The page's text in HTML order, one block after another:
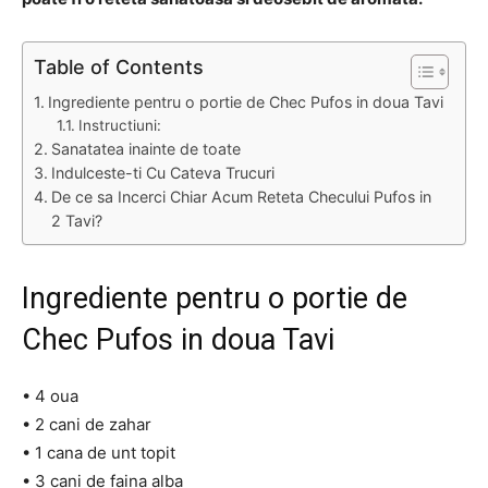
Table of Contents
Ingrediente pentru o portie de Chec Pufos in doua Tavi
Instructiuni:
Sanatatea inainte de toate
Indulceste-ti Cu Cateva Trucuri
De ce sa Incerci Chiar Acum Reteta Checului Pufos in
2 Tavi?
Ingrediente pentru o portie de
Chec Pufos in doua Tavi
• 4 oua
• 2 cani de zahar
• 1 cana de unt topit
• 3 cani de faina alba